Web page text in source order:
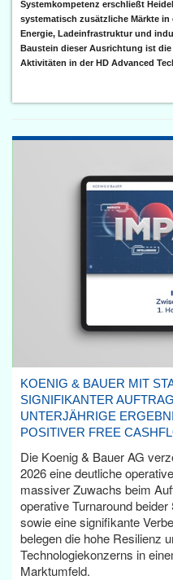
Systemkompetenz erschließt
systematisch zusätzliche Märkte in
Energie, Ladeinfrastruktur und
Baustein dieser Ausrichtung ist
Aktivitäten in der HD Advanced
KOENIG & BAUER MIT
SIGNIFIKANTER
UNTERJÄHRIGE
POSITIVER FREE
Die Koenig & Bauer AG
2026 eine deutliche
massiver Zuwachs beim
operative Turnaround
sowie eine signifikante
belegen die hohe Resilienz
Technologiekonzerns in
Marktumfeld.